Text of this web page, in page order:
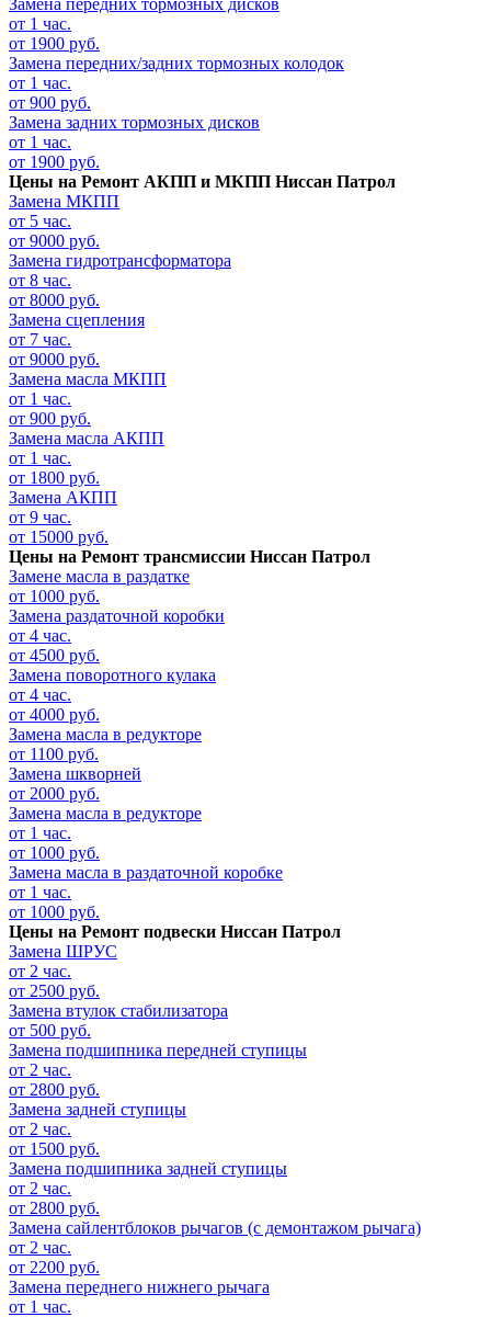
Замена передних тормозных дисков
от 1 час.
от 1900 руб.
Замена передних/задних тормозных колодок
от 1 час.
от 900 руб.
Замена задних тормозных дисков
от 1 час.
от 1900 руб.
Цены на Ремонт АКПП и МКПП Ниссан Патрол
Замена МКПП
от 5 час.
от 9000 руб.
Замена гидротрансформатора
от 8 час.
от 8000 руб.
Замена сцепления
от 7 час.
от 9000 руб.
Замена масла МКПП
от 1 час.
от 900 руб.
Замена масла АКПП
от 1 час.
от 1800 руб.
Замена АКПП
от 9 час.
от 15000 руб.
Цены на Ремонт трансмиссии Ниссан Патрол
Замене масла в раздатке
от 1000 руб.
Замена раздаточной коробки
от 4 час.
от 4500 руб.
Замена поворотного кулака
от 4 час.
от 4000 руб.
Замена масла в редукторе
от 1100 руб.
Замена шкворней
от 2000 руб.
Замена масла в редукторе
от 1 час.
от 1000 руб.
Замена масла в раздаточной коробке
от 1 час.
от 1000 руб.
Цены на Ремонт подвески Ниссан Патрол
Замена ШРУС
от 2 час.
от 2500 руб.
Замена втулок стабилизатора
от 500 руб.
Замена подшипника передней ступицы
от 2 час.
от 2800 руб.
Замена задней ступицы
от 2 час.
от 1500 руб.
Замена подшипника задней ступицы
от 2 час.
от 2800 руб.
Замена сайлентблоков рычагов (с демонтажом рычага)
от 2 час.
от 2200 руб.
Замена переднего нижнего рычага
от 1 час.